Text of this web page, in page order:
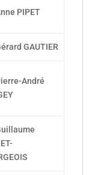
PIPET
GAUTIER
André